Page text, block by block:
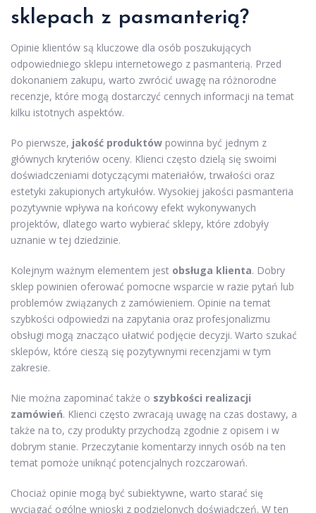
sklepach z pasmanterią?
Opinie klientów są kluczowe dla osób poszukujących
odpowiedniego sklepu internetowego z pasmanterią. Przed
dokonaniem zakupu, warto zwrócić uwagę na różnorodne
recenzje, które mogą dostarczyć cennych informacji na temat
kilku istotnych aspektów.
Po pierwsze, jakość produktów powinna być jednym z
głównych kryteriów oceny. Klienci często dzielą się swoimi
doświadczeniami dotyczącymi materiałów, trwałości oraz
estetyki zakupionych artykułów. Wysokiej jakości pasmanteria
pozytywnie wpływa na końcowy efekt wykonywanych
projektów, dlatego warto wybierać sklepy, które zdobyły
uznanie w tej dziedzinie.
Kolejnym ważnym elementem jest obsługa klienta. Dobry
sklep powinien oferować pomocne wsparcie w razie pytań lub
problemów związanych z zamówieniem. Opinie na temat
szybkości odpowiedzi na zapytania oraz profesjonalizmu
obsługi mogą znacząco ułatwić podjęcie decyzji. Warto szukać
sklepów, które cieszą się pozytywnymi recenzjami w tym
zakresie.
Nie można zapominać także o szybkości realizacji
zamówień. Klienci często zwracają uwagę na czas dostawy, a
także na to, czy produkty przychodzą zgodnie z opisem i w
dobrym stanie. Przeczytanie komentarzy innych osób na ten
temat pomoże uniknąć potencjalnych rozczarowań.
Chociaż opinie mogą być subiektywne, warto starać się
wyciągać ogólne wnioski z podzielonych doświadczeń. W ten